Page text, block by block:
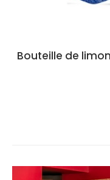
Bouteille de